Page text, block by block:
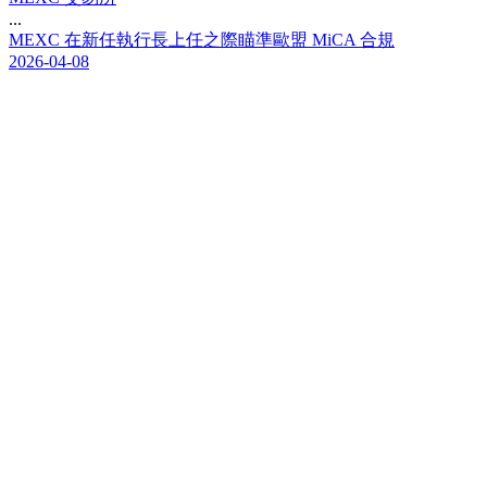
...
MEXC 在新任執行長 上任之際瞄準歐盟 MiCA 合規
2026-04-08